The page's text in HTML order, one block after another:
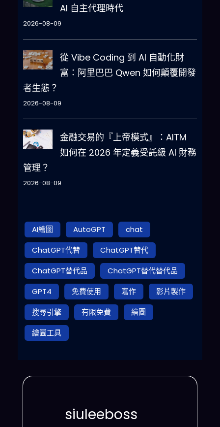
AI 自主代理時代
2026-08-09
從 Vibe Coding 到 AI 自動化財
富：阿里巴巴 Qwen 如何顛覆開發
者生態？
2026-08-09
金融交易的『上帝模式』：AITM
如何在 2026 年定義受託級 AI 財務
管理？
2026-08-09
AI繪圖 AutoGPT
chat
ChatGPT代替
ChatGPT替代
ChatGPT替代品
ChatGPT替代替代品
GPT4
免費使用 寫作
影片製作
搜尋引擎
有限免費
繪圖
繪圖工具
siuleeboss